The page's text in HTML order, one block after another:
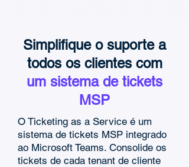
Simplifique o suporte a
todos os clientes com
um sistema de tickets
MSP
O Ticketing as a Service é um
sistema de tickets MSP integrado
ao Microsoft Teams. Consolide os
tickets de cada tenant de cliente